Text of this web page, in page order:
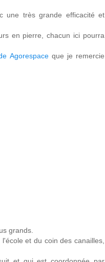
une très grande efficacité et
en pierre, chacun ici pourra
Agorespaceque je remercie
grands.
et du coin des canailles,